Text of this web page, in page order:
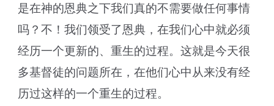
是在神的恩典之下我们真的不需要做任何事情
吗？不！我们领受了恩典，在我们心中就必须
经历一个更新的、重生的过程。这就是今天很
多基督徒的问题所在，在他们心中从来没有经
历过这样的一个重生的过程。